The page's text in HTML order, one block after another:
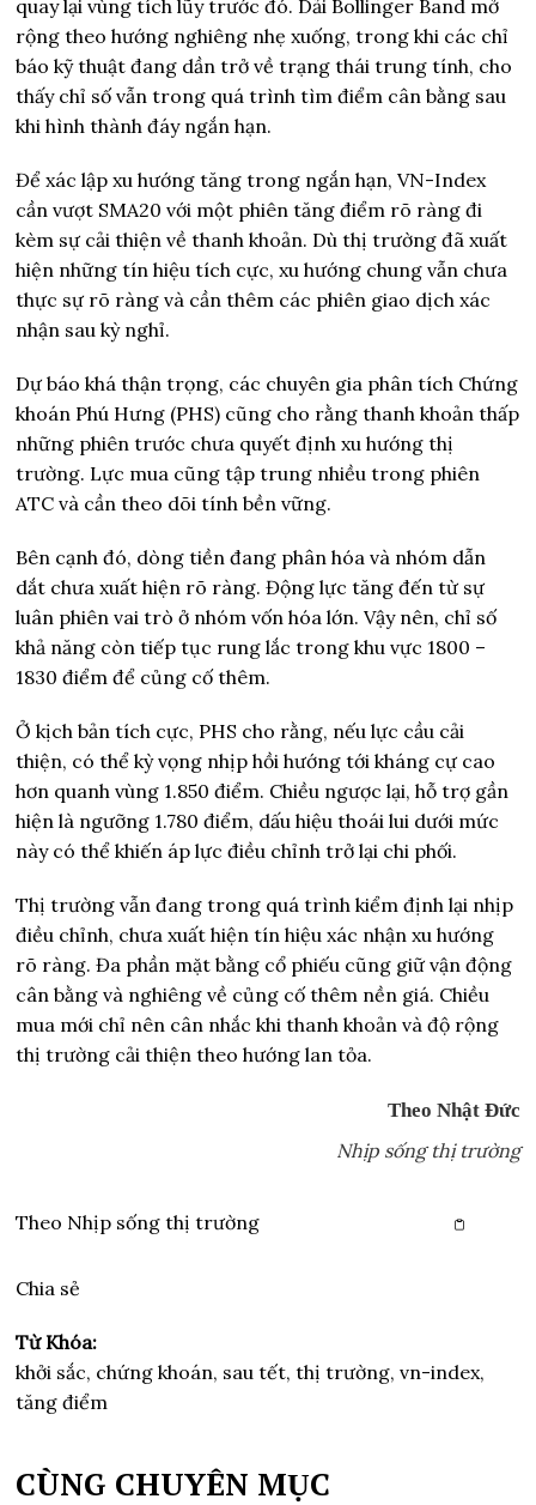
quay lại vùng tích lũy trước đó. Dải Bollinger Band mở
rộng theo hướng nghiêng nhẹ xuống, trong khi các chỉ
báo kỹ thuật đang dần trở về trạng thái trung tính, cho
thấy chỉ số vẫn trong quá trình tìm điểm cân bằng sau
khi hình thành đáy ngắn hạn.
Để xác lập xu hướng tăng trong ngắn hạn, VN-Index
cần vượt SMA20 với một phiên tăng điểm rõ ràng đi
kèm sự cải thiện về thanh khoản. Dù thị trường đã xuất
hiện những tín hiệu tích cực, xu hướng chung vẫn chưa
thực sự rõ ràng và cần thêm các phiên giao dịch xác
nhận sau kỳ nghỉ.
Dự báo khá thận trọng, các chuyên gia phân tích Chứng
khoán Phú Hưng (PHS) cũng cho rằng thanh khoản thấp
những phiên trước chưa quyết định xu hướng thị
trường. Lực mua cũng tập trung nhiều trong phiên
ATC và cần theo dõi tính bền vững.
Bên cạnh đó, dòng tiền đang phân hóa và nhóm dẫn
dắt chưa xuất hiện rõ ràng. Động lực tăng đến từ sự
luân phiên vai trò ở nhóm vốn hóa lớn. Vậy nên, chỉ số
khả năng còn tiếp tục rung lắc trong khu vực 1800 –
1830 điểm để củng cố thêm.
Ở kịch bản tích cực, PHS cho rằng, nếu lực cầu cải
thiện, có thể kỳ vọng nhịp hồi hướng tới kháng cự cao
hơn quanh vùng 1.850 điểm. Chiều ngược lại, hỗ trợ gần
hiện là ngưỡng 1.780 điểm, dấu hiệu thoái lui dưới mức
này có thể khiến áp lực điều chỉnh trở lại chi phối.
Thị trường vẫn đang trong quá trình kiểm định lại nhịp
điều chỉnh, chưa xuất hiện tín hiệu xác nhận xu hướng
rõ ràng. Đa phần mặt bằng cổ phiếu cũng giữ vận động
cân bằng và nghiêng về củng cố thêm nền giá. Chiều
mua mới chỉ nên cân nhắc khi thanh khoản và độ rộng
thị trường cải thiện theo hướng lan tỏa.
Theo Nhật Đức
Nhịp sống thị trường
Theo Nhịp sống thị trường
Chia sẻ
Từ Khóa:
khởi sắc, chứng khoán, sau tết, thị trường, vn-index,
tăng điểm
CÙNG CHUYÊN MỤC